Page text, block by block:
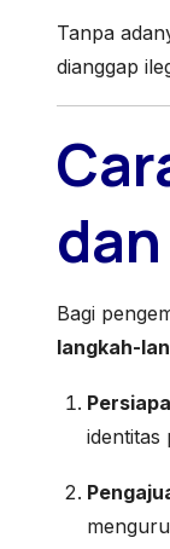
Tanpa
dianggap
Bagi
langkah-
identitas